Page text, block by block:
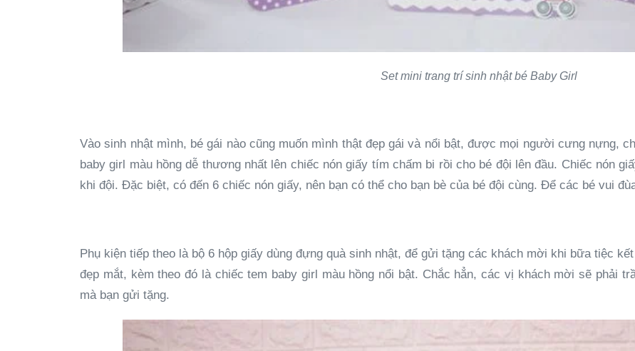
Set mini trang trí sinh nhật bé Baby Girl
Vào sinh nhật mình, bé gái nào cũng muốn mình thật đẹp gái và nổi bật, được mọi người cưng nựng,
baby girl màu hồng dễ thương nhất lên chiếc nón giấy tím chấm bi rồi cho bé đội lên đầu. Chiếc nón
khi đội. Đặc biệt, có đến 6 chiếc nón giấy, nên bạn có thể cho bạn bè của bé đội cùng. Để các bé vui
Phụ kiện tiếp theo là bộ 6 hộp giấy dùng đựng quà sinh nhật, để gửi tặng các khách mời khi bữa tiệc
đẹp mắt, kèm theo đó là chiếc tem baby girl màu hồng nổi bật. Chắc hẳn, các vị khách mời sẽ phải
mà bạn gửi tặng.